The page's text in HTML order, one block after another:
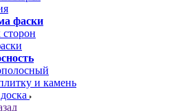
фаски
и камень